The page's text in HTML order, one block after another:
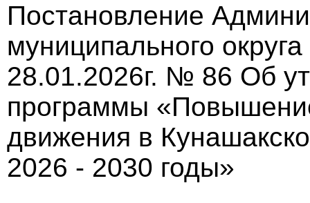
Постановление
муниципального
28.01.2026г. № 86 Об
программы
движения в
2026 - 2030 годы»